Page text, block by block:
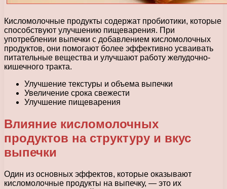
Кисломолочные продукты содержат пробиотики, которые
способствуют улучшению пищеварения. При
употреблении выпечки с добавлением кисломолочных
продуктов, они помогают более эффективно усваивать
питательные вещества и улучшают работу желудочно-
кишечного тракта.
Улучшение текстуры и объема выпечки
Увеличение срока свежести
Улучшение пищеварения
Влияние кисломолочных
продуктов на структуру и вкус
выпечки
Один из основных эффектов, которые оказывают
кисломолочные продукты на выпечку, — это их